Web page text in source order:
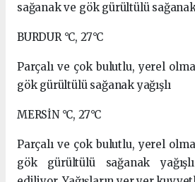
sağanak ve gök gürültülü sağanak
BURDUR °C, 27°C
Parçalı ve çok bulutlu, yerel
gök gürültülü sağanak yağışlı
MERSİN °C, 27°C
Parçalı ve çok bulutlu, yerel
gök gürültülü sağanak